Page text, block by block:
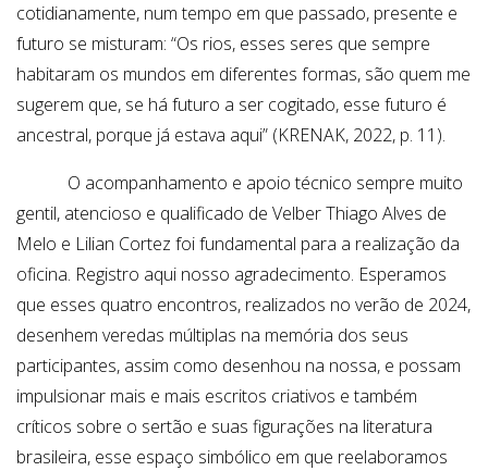
cotidianamente, num tempo em que passado, presente e
futuro se misturam: “Os rios, esses seres que sempre
habitaram os mundos em diferentes formas, são quem me
sugerem que, se há futuro a ser cogitado, esse futuro é
ancestral, porque já estava aqui” (KRENAK, 2022, p. 11).
O acompanhamento e apoio técnico sempre muito
gentil, atencioso e qualificado de Velber Thiago Alves de
Melo e Lilian Cortez foi fundamental para a realização da
oficina. Registro aqui nosso agradecimento. Esperamos
que esses quatro encontros, realizados no verão de 2024,
desenhem veredas múltiplas na memória dos seus
participantes, assim como desenhou na nossa, e possam
impulsionar mais e mais escritos criativos e também
críticos sobre o sertão e suas figurações na literatura
brasileira, esse espaço simbólico em que reelaboramos